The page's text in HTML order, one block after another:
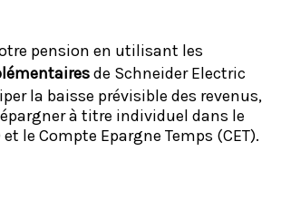
pension en utilisant les
de Schneider Electric
la baisse prévisible des revenus,
à titre individuel dans le
et le Compte Epargne Temps (CET).